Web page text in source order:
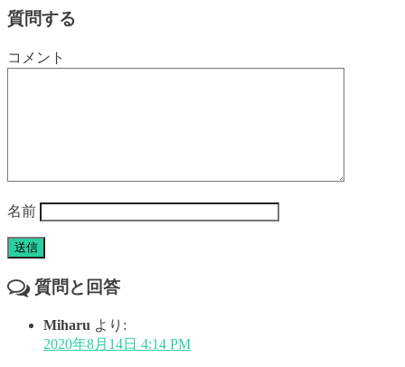
質問する
コメント
名前
質問と回答
Miharu より:
2020年8月14日 4:14 PM